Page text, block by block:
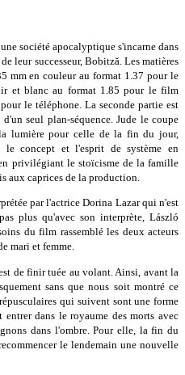
société apocalyptique s'incarne dans
leur successeur, Bobitză. Les matières
mm en couleur au format 1.37 pour le
et blanc au format 1.85 pour le film
le téléphone. La seconde partie est
seul plan-séquence. Jude le coupe
lumière pour celle de la fin du jour,
le concept et l'esprit de système en
privilégiant le stoïcisme de la famille
aux caprices de la production.
par l'actrice Dorina Lazar qui n'est
plus qu'avec son interprète, László
du film rassemblé les deux acteurs
mari et femme.
de finir tuée au volant. Ainsi, avant la
sans que nous soit montré ce
qui suivent sont une forme
dans le royaume des morts avec
dans l'ombre. Pour elle, la fin du
le lendemain une nouvelle